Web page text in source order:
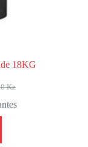
18KG
Kz